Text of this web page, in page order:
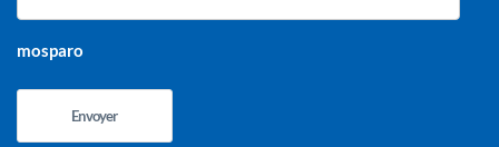
mosparo
Envoyer